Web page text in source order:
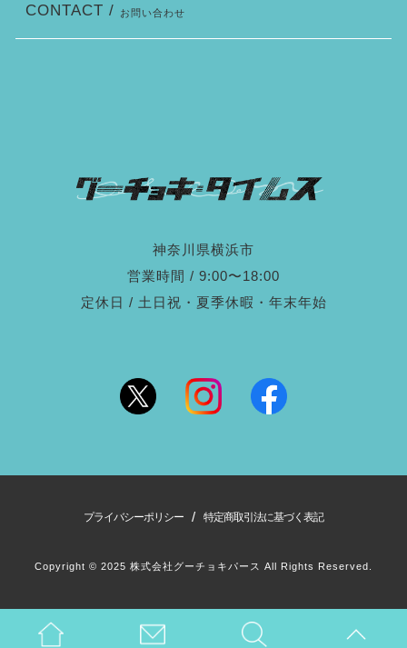
神奈川県横浜市
営業時間 / 9:00〜18:00
定休日 / 土日祝・夏季休暇・年末年始
CONTACT / お問い合わせ
プライバシーポリシー / 特定商取引法に基づく表記
Copyright © 2025 株式会社グーチョキパース All Rights Reserved.